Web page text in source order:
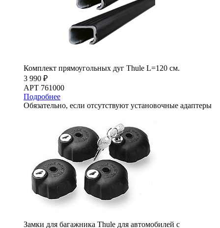
Комплект прямоугольных дуг Thule L=120 см.
3 990 ₽
АРТ 761000
Подробнее
Обязательно, если отсутствуют установочные адаптеры
Замки для багажника Thule для автомобилей с